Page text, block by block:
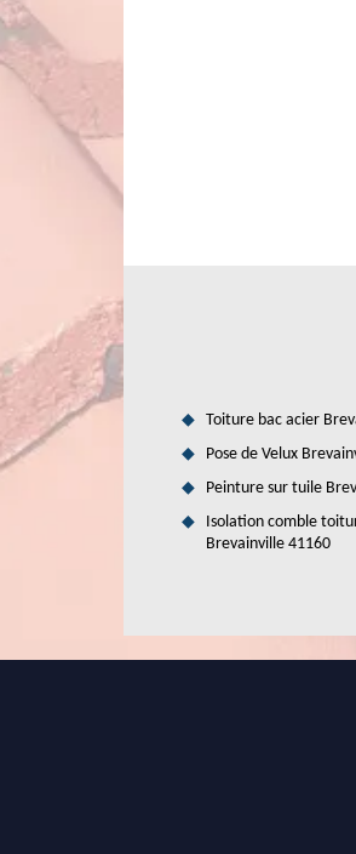
opérations à des prix très
Duval Rénovation
d'un immeuble à
Couverture qui a les
Rénovation de toit,
Vous souhaitez redonner
Brevainville. Spécialistes
Toiture bac acier
Pose de Velux
Peinture sur tuile
Isolation comble
Brevainville 41160